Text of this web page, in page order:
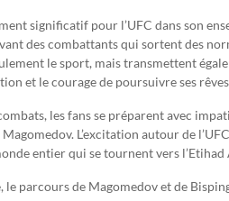
significatif pour l’UFC dans son
des combattants qui sortent des
le sport, mais transmettent
et le courage de poursuivre ses
les fans se préparent avec
L’excitation autour de
entier qui se tournent vers l’Etihad
le parcours de Magomedov et de